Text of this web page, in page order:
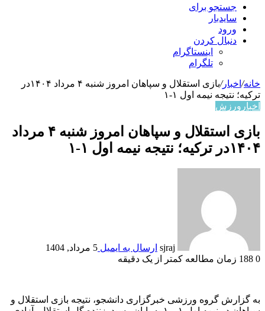
جستجو برای
سایدبار
ورود
دنبال کردن
اینستاگرام
تلگرام
خانه/ اخبار/
بازی استقلال و سپاهان امروز شنبه ۴ مرداد ۱۴۰۴در
ترکیه؛ نتیجه نیمه اول ۱-۱
اخبار ورزش
بازی استقلال و سپاهان امروز شنبه ۴ مرداد
۱۴۰۴در ترکیه؛ نتیجه نیمه اول ۱-۱
sjraj ارسال به ایمیل 5 مرداد, 1404
0
زمان مطالعه کمتر از یک دقیقه
به گزارش گروه ورزشی خبرگزاری دانشجو، نتیجه بازی استقلال و